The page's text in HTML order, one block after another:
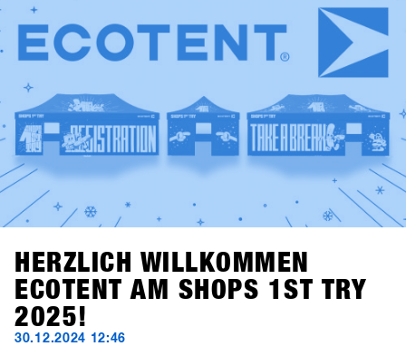
Marken, Medien und Partner, die dieses Event so
besonders gemacht haben!Save the date: Der SHOPS 1st
TRY findet 2026 wieder in Hochfügen statt, und zwar vom
18. bis 20. Januar 2026. Wir freuen uns auf dich!
HERZLICH WILLKOMMEN
ECOTENT AM SHOPS 1ST TRY
2025!
30.12.2024 12:46